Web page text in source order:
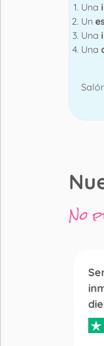
Una
Un
Una
Una
No